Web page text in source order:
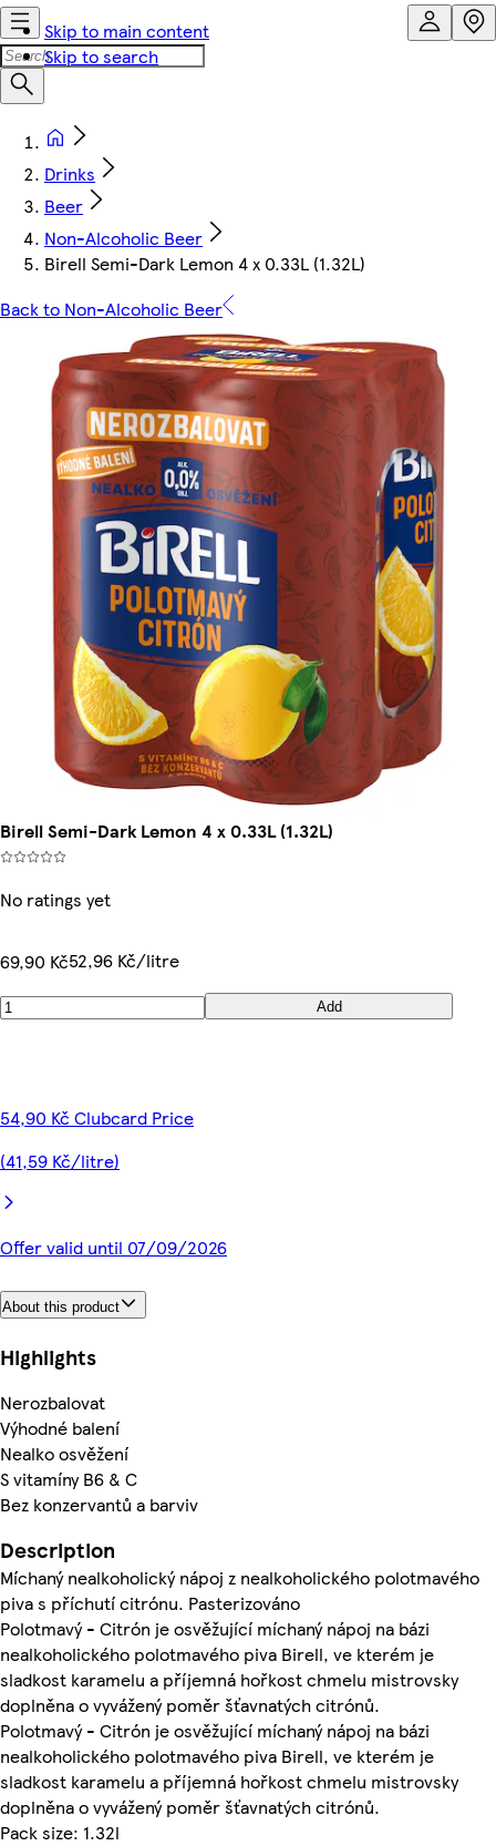
Skip to main content
Skip to search
Drinks
Beer
Non-Alcoholic Beer
Birell Semi-Dark Lemon 4 x 0.33L (1.32L)
Back to Non-Alcoholic Beer
Birell Semi-Dark Lemon 4 x 0.33L (1.32L)
No ratings yet
69,90 Kč52,96 Kč/litre
Add
54,90 Kč Clubcard Price
(41,59 Kč/litre)
Offer valid until 07/09/2026
About this product
Highlights
Nerozbalovat
Výhodné balení
Nealko osvěžení
S vitamíny B6 & C
Bez konzervantů a barviv
Description
Míchaný nealkoholický nápoj z nealkoholického polotmavého
piva s příchutí citrónu. Pasterizováno
Polotmavý - Citrón je osvěžující míchaný nápoj na bázi
nealkoholického polotmavého piva Birell, ve kterém je
sladkost karamelu a příjemná hořkost chmelu mistrovsky
doplněna o vyvážený poměr šťavnatých citrónů.
Polotmavý - Citrón je osvěžující míchaný nápoj na bázi
nealkoholického polotmavého piva Birell, ve kterém je
sladkost karamelu a příjemná hořkost chmelu mistrovsky
doplněna o vyvážený poměr šťavnatých citrónů.
Pack size: 1.32l